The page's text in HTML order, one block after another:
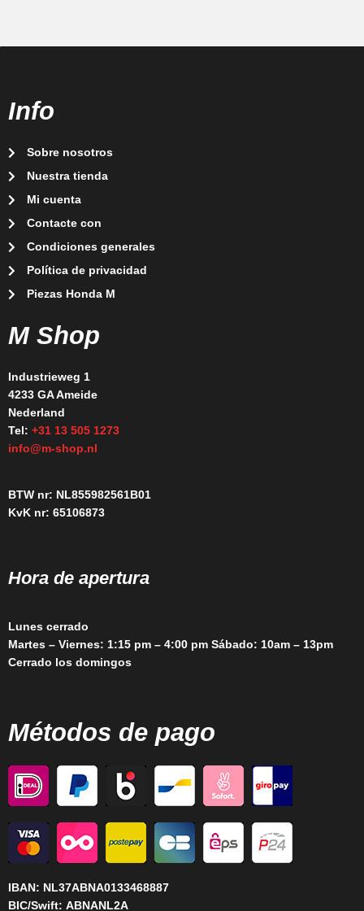
Info
Sobre nosotros
Nuestra tienda
Mi cuenta
Contacte con
Condiciones generales
Política de privacidad
Piezas Honda M
M Shop
Industrieweg 1
4233 GA Ameide
Nederland
Tel: +31 13 505 1273
info@m-shop.nl
BTW nr: NL855982561B01
KvK nr: 65106873
Hora de apertura
Lunes cerrado
Martes – Viernes: 1:15 pm – 4:00 pm Sábado: 10am – 13pm
Cerrado los domingos
Métodos de pago
IBAN: NL37ABNA0133468887
BIC/Swift: ABNANL2A